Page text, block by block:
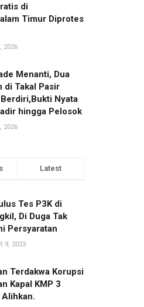
di
Timur Diprotes
2026
Menanti, Dua
di Takal Pasir
Nyata
hingga Pelosok‎
2026
Latest
Tes P3K di
Di Duga Tak
Persyaratan
9, 2023
Terdakwa Korupsi
Kapal KMP 3